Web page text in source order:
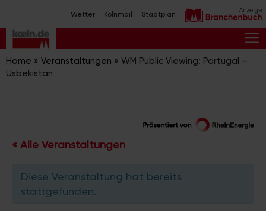
Inhalt
springen
Wetter Kölnmail Stadtplan
Home » Veranstaltungen » WM Public Viewing: Portugal –
Usbekistan
« Alle Veranstaltungen
Diese Veranstaltung hat bereits
stattgefunden.